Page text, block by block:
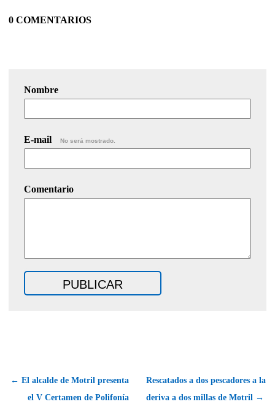
0 COMENTARIOS
Nombre
E-mail No será mostrado.
Comentario
← El alcalde de Motril presenta
el V Certamen de Polifonía
Rescatados a dos pescadores a la
deriva a dos millas de Motril →